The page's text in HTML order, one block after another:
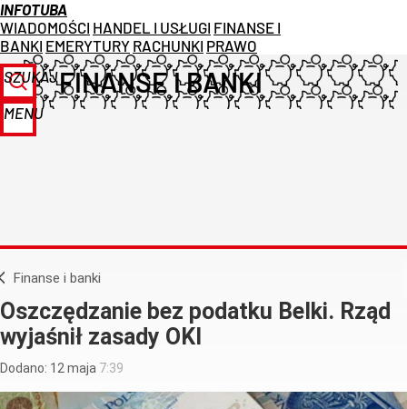
INFOTUBA
WIADOMOŚCI HANDEL I USŁUGI FINANSE I
BANKI EMERYTURY RACHUNKI PRAWO
SZUKAJ
MENU
FINANSE I BANKI
Finanse i banki
Oszczędzanie bez podatku Belki. Rząd
wyjaśnił zasady OKI
Dodano: 12 maja 7:39